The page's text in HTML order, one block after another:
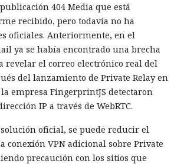
404 Media que está
recibido, pero todavía no ha
oficiales. Anteriormente, en el
ya se había encontrado una brecha
el correo electrónico real del
del lanzamiento de Private Relay en
la empresa FingerprintJS detectaron
IP a través de WebRTC.
oficial, se puede reducir el
conexión VPN adicional sobre Private
precaución con los sitios que